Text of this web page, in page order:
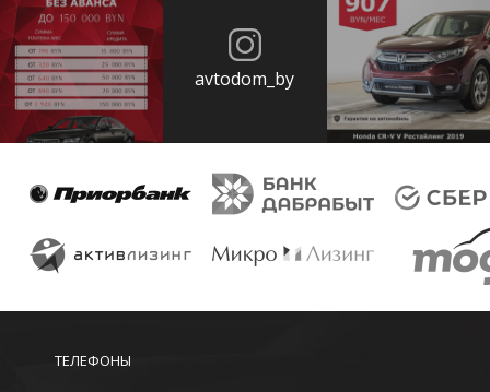
avtodom_by
ТЕЛЕФОНЫ